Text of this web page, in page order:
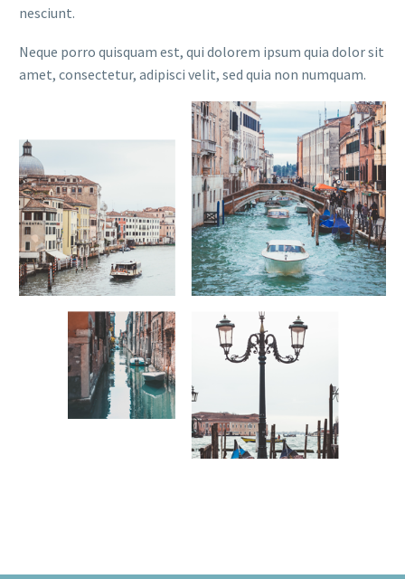
nesciunt.
Neque porro quisquam est, qui dolorem ipsum quia dolor sit
amet, consectetur, adipisci velit, sed quia non numquam.